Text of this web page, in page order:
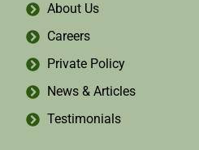
About Us
Careers
Private Policy
News & Articles
Testimonials